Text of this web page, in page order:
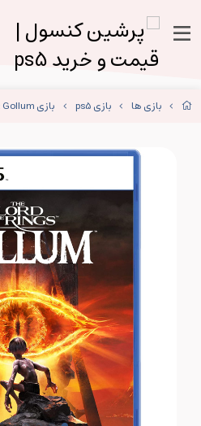
بازی ها بازی ps5 بازی The Lord of the Rings: Gollum برای ps5